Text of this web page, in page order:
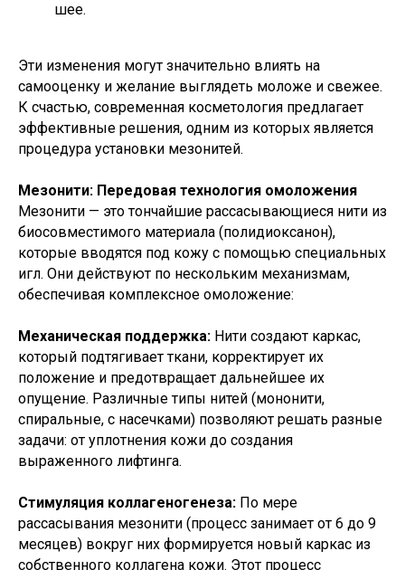
шее.
Эти изменения могут значительно влиять на
самооценку и желание выглядеть моложе и свежее.
К счастью, современная косметология предлагает
эффективные решения, одним из которых является
процедура установки мезонитей.
Мезонити: Передовая технология омоложения
Мезонити — это тончайшие рассасывающиеся нити из
биосовместимого материала (полидиоксанон),
которые вводятся под кожу с помощью специальных
игл. Они действуют по нескольким механизмам,
обеспечивая комплексное омоложение:
Механическая поддержка: Нити создают каркас,
который подтягивает ткани, корректирует их
положение и предотвращает дальнейшее их
опущение. Различные типы нитей (мононити,
спиральные, с насечками) позволяют решать разные
задачи: от уплотнения кожи до создания
выраженного лифтинга.
Стимуляция коллагеногенеза: По мере
рассасывания мезонити (процесс занимает от 6 до 9
месяцев) вокруг них формируется новый каркас из
собственного коллагена кожи. Этот процесс